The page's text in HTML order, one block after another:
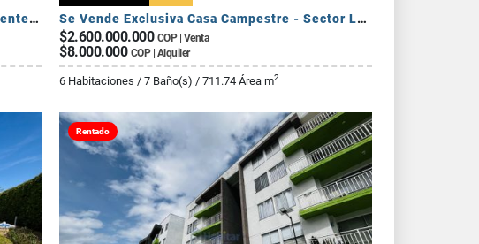
Se Vende Apartamento - Sector Avenida Centenario Se Vende Exclusiva Casa Campestre - Sector La Tebaida
$2.600.000.000 COP | Venta
$8.000.000 COP | Alquiler
6 Habitaciones / 7 Baño(s) / 711.74 Área m2
Rentado